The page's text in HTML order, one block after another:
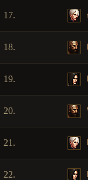
17.
18.
19.
20.
21.
22.